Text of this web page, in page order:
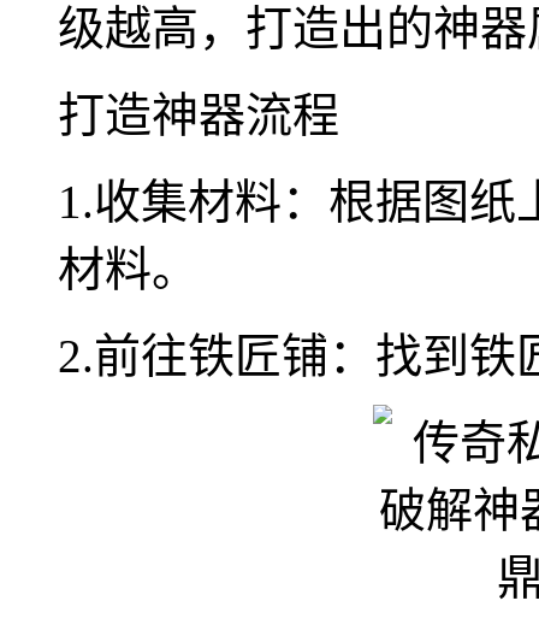
级越高，打造出的神
打造神器流程
1.收集材料：根据图
材料。
2.前往铁匠铺：找到铁